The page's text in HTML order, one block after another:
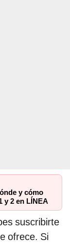
y cómo
y 2 en LÍNEA
suscribirte
ofrece. Si